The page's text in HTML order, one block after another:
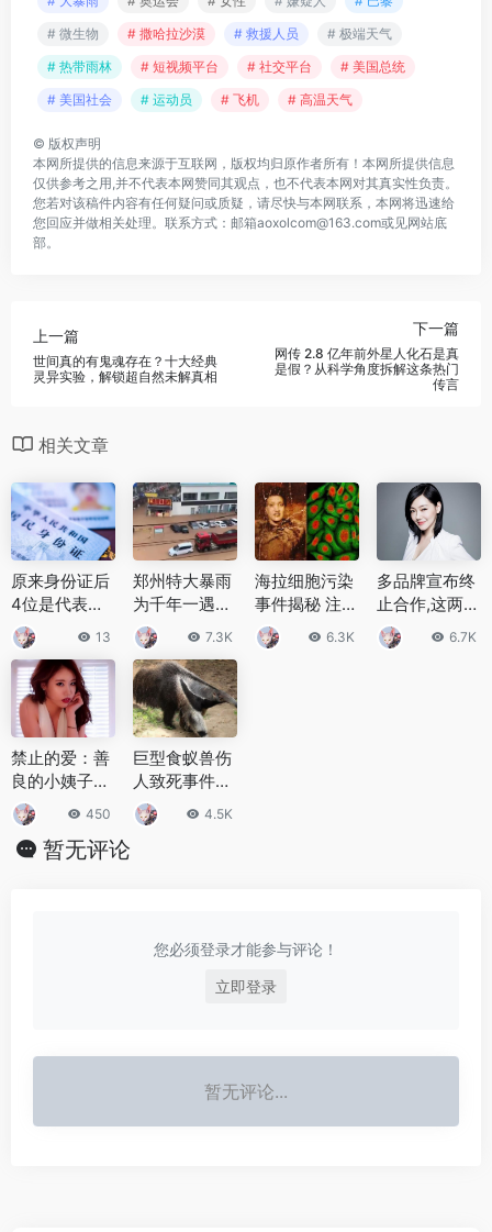
# 微生物
# 撒哈拉沙漠 # 救援人员
# 极端天气
# 热带雨林
# 短视频平台 # 社交平台
# 美国总统
# 美国社会
# 运动员 # 飞机 # 高温天气
© 版权声明
本网所提供的信息来源于互联网，版权均归原作者所有！本网所提供信息
仅供参考之用,并不代表本网赞同其观点，也不代表本网对其真实性负责。
您若对该稿件内容有任何疑问或质疑，请尽快与本网联系，本网将迅速给
您回应并做相关处理。联系方式：邮箱aoxolcom@163.com或见网站底
部。
上一篇
世间真的有鬼魂存在？十大经典
灵异实验，解锁超自然未解真相
下一篇
网传 2.8 亿年前外星人化石是真
是假？从科学角度拆解这条热门
传言
相关文章
原来身份证后
4位是代表这
意思，很多人
还不知道，看
完涨知识了
13
郑州特大暴雨
为千年一遇，
三天下了以往
一年的量
7.3K
海拉细胞污染
事件揭秘 注射
癌细胞人体实
验
6.3K
多品牌宣布终
止合作,这两家
直接刚,小S回
应要静静
6.7K
禁止的爱：善
良的小姨子超
美的女主角叫
什么，为何会
拍这么现实的
450
巨型食蚁兽伤
人致死事件，
食蚁兽杀死两
位猎人
4.5K
暂无评论
您必须登录才能参与评论！
立即登录
暂无评论...